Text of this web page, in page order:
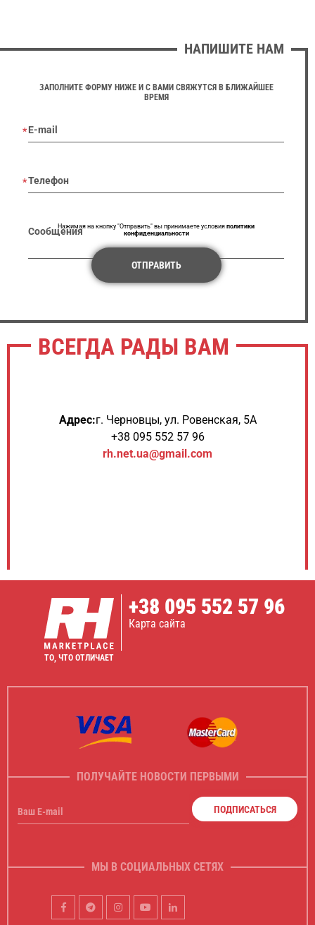
НАПИШИТЕ НАМ
ЗАПОЛНИТЕ ФОРМУ НИЖЕ И С ВАМИ СВЯЖУТСЯ В БЛИЖАЙШЕЕ
ВРЕМЯ
E-mail
Телефон
СообщенияНажимая на кнопку "Отправить" вы принимаете условия политики
конфиденциальности
ОТПРАВИТЬ
ВСЕГДА РАДЫ ВАМ
Адрес:г. Черновцы, ул. Ровенская, 5А
+38 095 552 57 96
rh.net.ua@gmail.com
ТО, ЧТО ОТЛИЧАЕТ
+38 095 552 57 96
Карта сайта
ПОЛУЧАЙТЕ НОВОСТИ ПЕРВЫМИ
Ваш E-mail ПОДПИСАТЬСЯ
МЫ В СОЦИАЛЬНЫХ СЕТЯХ